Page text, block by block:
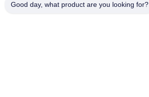
Good day, what product are you looking for?